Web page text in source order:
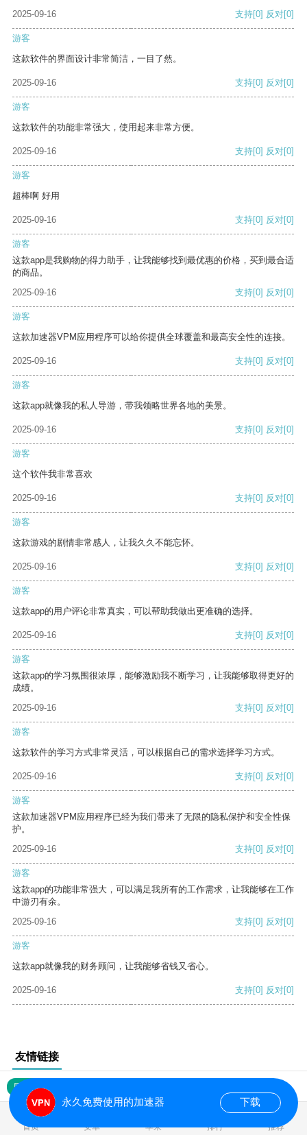
2025-09-16 支持[0] 反对[0]
游客
这款软件的界面设计非常简洁，一目了然。
2025-09-16 支持[0] 反对[0]
游客
这款软件的功能非常强大，使用起来非常方便。
2025-09-16 支持[0] 反对[0]
游客
超棒啊 好用
2025-09-16 支持[0] 反对[0]
游客
这款app是我购物的得力助手，让我能够找到最优惠的价格，买到最合适
的商品。
2025-09-16
支持[0] 反对[0]
游客
这款加速器VPM应用程序可以给你提供全球覆盖和最高安全性的连接。
2025-09-16 支持[0] 反对[0]
游客
这款app就像我的私人导游，带我领略世界各地的美景。
2025-09-16 支持[0] 反对[0]
游客
这个软件我非常喜欢
2025-09-16 支持[0] 反对[0]
游客
这款游戏的剧情非常感人，让我久久不能忘怀。
2025-09-16 支持[0] 反对[0]
游客
这款app的用户评论非常真实，可以帮助我做出更准确的选择。
2025-09-16 支持[0] 反对[0]
游客
这款app的学习氛围很浓厚，能够激励我不断学习，让我能够取得更好的
成绩。
2025-09-16
支持[0] 反对[0]
游客
这款软件的学习方式非常灵活，可以根据自己的需求选择学习方式。
2025-09-16 支持[0] 反对[0]
游客
这款加速器VPM应用程序已经为我们带来了无限的隐私保护和安全性保
护。
2025-09-16
支持[0] 反对[0]
游客
这款app的功能非常强大，可以满足我所有的工作需求，让我能够在工作
中游刃有余。
2025-09-16
支持[0] 反对[0]
游客
这款app就像我的财务顾问，让我能够省钱又省心。
2025-09-16 支持[0] 反对[0]
友情链接
网站地图
首页 安卓 苹果 排行 推荐
永久免费使用的加速器 下载
0.041729s